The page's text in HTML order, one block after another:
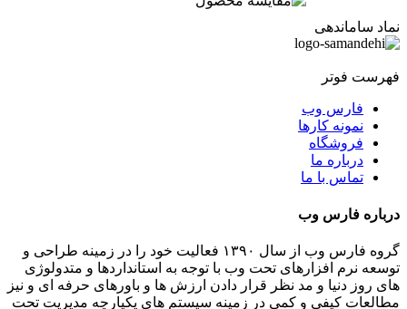
نماد ساماندهی
فهرست فوتر
فارس وب
نمونه کارها
فروشگاه
درباره ما
تماس با ما
درباره فارس وب
گروه فارس وب از سال ۱۳۹۰ فعالیت خود را در زمینه طراحی و
توسعه نرم افزارهای تحت وب با توجه به استانداردها و متدولوژی
های روز دنیا و مد نظر قرار دادن ارزش ها و باورهای حرفه ای و نیز
مطالعات کیفی و کمی در زمینه سیستم های یکپارچه مدیریت تحت